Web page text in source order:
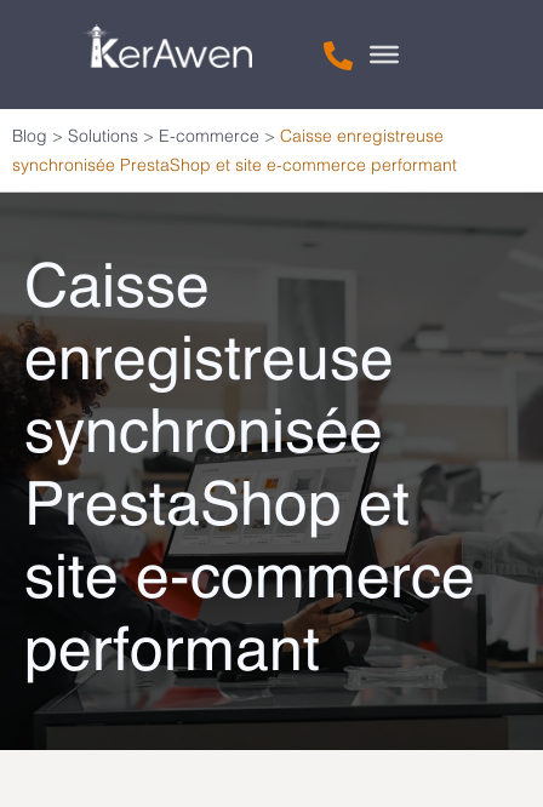
Blog > Solutions > E-commerce > Caisse enregistreuse
synchronisée PrestaShop et site e-commerce performant
Caisse
enregistreuse
synchronisée
PrestaShop et
site e-commerce
performant